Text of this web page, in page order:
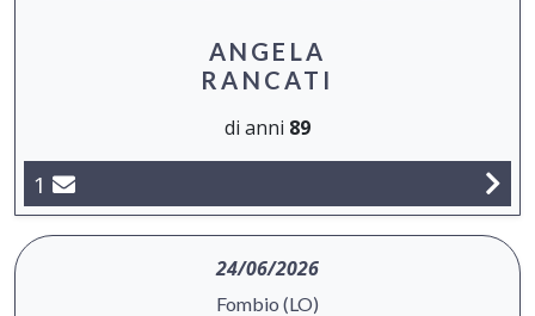
ANGELA
RANCATI
di anni 89
1
24/06/2026
Fombio (LO)